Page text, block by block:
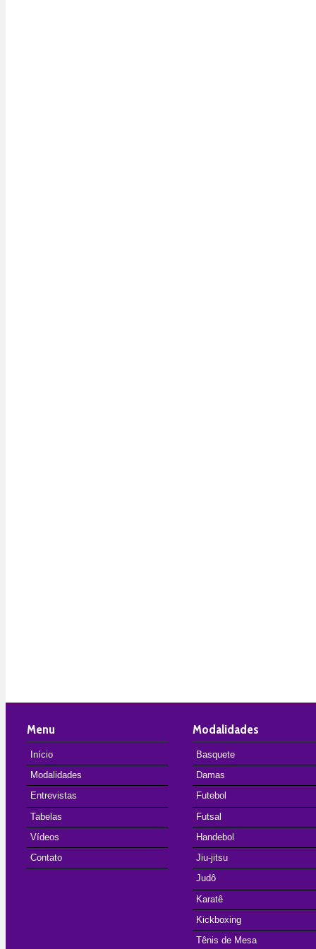
Menu
Início
Modalidades
Entrevistas
Tabelas
Vídeos
Contato
Modalidades
Basquete
Damas
Futebol
Futsal
Handebol
Jiu-jitsu
Judô
Karatê
Kickboxing
Tênis de Mesa